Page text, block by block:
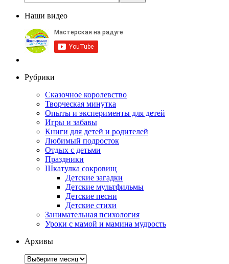
Наши видео
Рубрики
Сказочное королевство
Творческая минутка
Опыты и эксперименты для детей
Игры и забавы
Книги для детей и родителей
Любимый подросток
Отдых с детьми
Праздники
Шкатулка сокровищ
Детские загадки
Детские мультфильмы
Детские песни
Детские стихи
Занимательная психология
Уроки с мамой и мамина мудрость
Архивы
Архивы